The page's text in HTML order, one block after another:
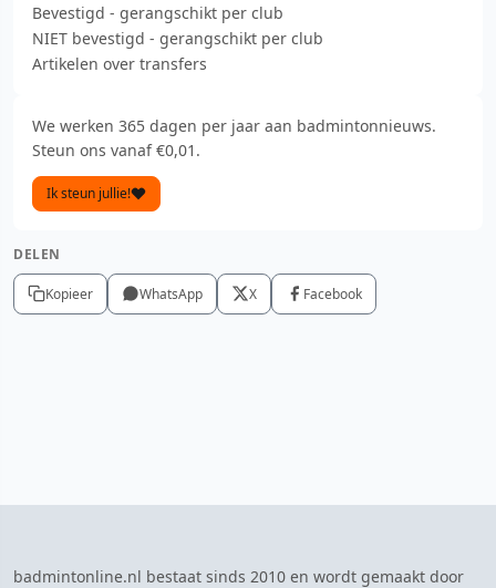
Bevestigd - gerangschikt per club
NIET bevestigd - gerangschikt per club
Artikelen over transfers
We werken 365 dagen per jaar aan badmintonnieuws.
Steun ons vanaf €0,01.
Ik steun jullie!
DELEN
Kopieer WhatsApp X Facebook
badmintonline.nl bestaat sinds 2010 en wordt gemaakt door